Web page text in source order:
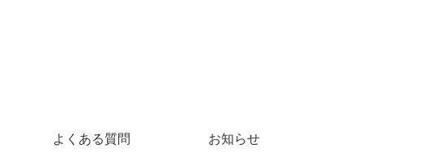
よくある質問 お知らせ